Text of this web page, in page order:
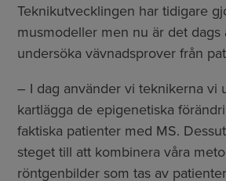
Teknikutvecklingen har tidigare
musmodeller men nu är det dags
undersöka vävnadsprover från
– I dag använder vi teknikerna vi
kartlägga de epigenetiska
faktiska patienter med MS.
steget till att kombinera våra
röntgenbilder som tas av